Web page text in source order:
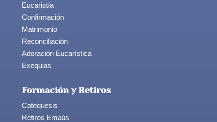
Eucaristía
Confirmación
Matrimonio
Reconciliación
Adoración Eucarística
Exequias
Formación y Retiros
Catequesis
Retiros Emaús